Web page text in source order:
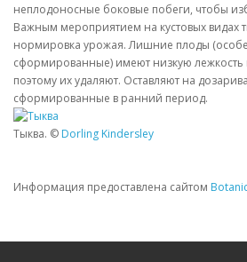
неплодоносные боковые побеги, чтобы
Важным мероприятием на кустовых видах
нормировка урожая. Лишние плоды
сформированные) имеют низкую лежкость
поэтому их удаляют. Оставляют на
сформированные в ранний период.
Тыква. © Dorling Kindersley
Информация предоставлена сайтом